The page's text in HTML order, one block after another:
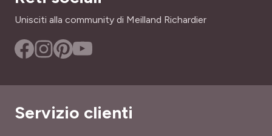
Unisciti alla community di Meilland Richardier
Servizio clienti